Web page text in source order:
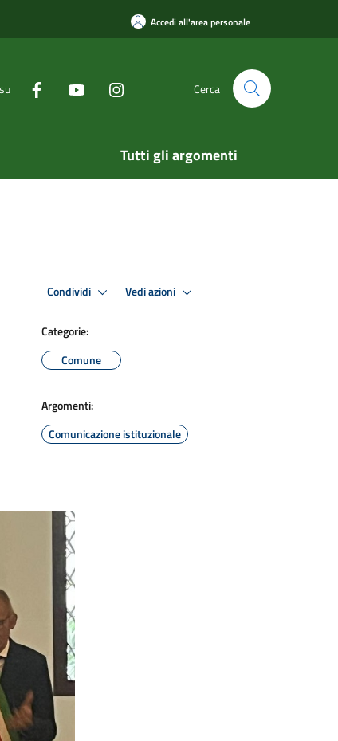
Accedi all'area personale
Cerca
Tutti gli argomenti
Condividi Vedi azioni
Categorie:
Comune
Argomenti:
Comunicazione istituzionale